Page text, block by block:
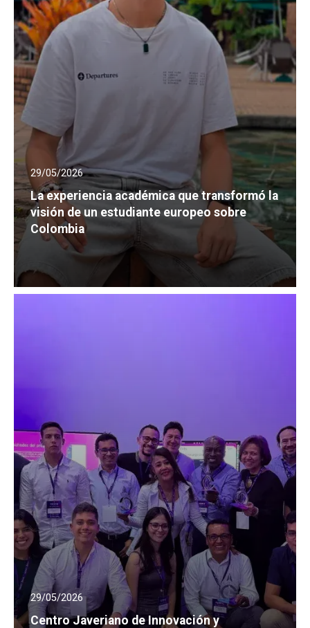
29/05/2026
La experiencia académica que transformó la
visión de un estudiante europeo sobre
Colombia
29/05/2026
Centro Javeriano de Innovación y